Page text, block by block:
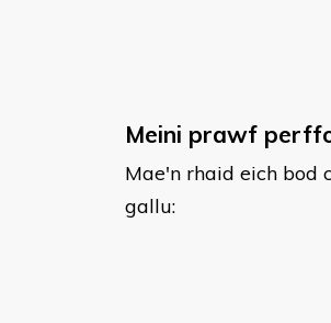
Meini prawf
Mae'n rhaid eich bod
gallu: